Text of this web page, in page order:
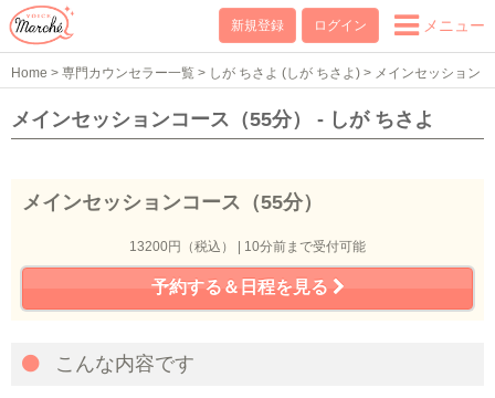
新規登録 ログイン メニュー
Home > 専門カウンセラー一覧 > しが ちさよ (しが ちさよ) > メインセッション
コース（55分）
メインセッションコース（55分） - しが ちさよ
メインセッションコース（55分）
13200円（税込） | 10分前まで受付可能
予約する＆日程を見る
こんな内容です